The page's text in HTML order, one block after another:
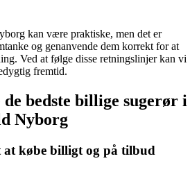
kan være praktiske, men det er
og genanvende dem korrekt for at
Ved at følge disse retningslinjer kan vi
fremtid.
bedste billige sugerør i
Nyborg
købe billigt og på tilbud